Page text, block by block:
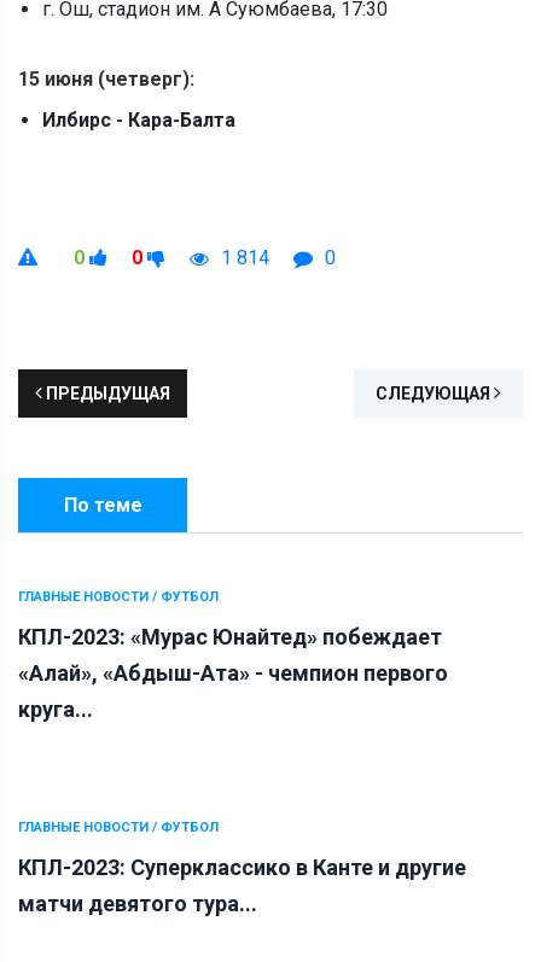
г. Ош, стадион им. А Суюмбаева, 17:30
15 июня (четверг):
Илбирс - Кара-Балта
0 0 1 814 0
ПРЕДЫДУЩАЯ СЛЕДУЮЩАЯ
По теме
ГЛАВНЫЕ НОВОСТИ / ФУТБОЛ
КПЛ-2023: «Мурас Юнайтед» побеждает
«Алай», «Абдыш-Ата» - чемпион первого
круга...
ГЛАВНЫЕ НОВОСТИ / ФУТБОЛ
КПЛ-2023: Суперклассико в Канте и другие
матчи девятого тура...